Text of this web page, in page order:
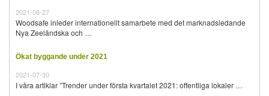
2021-08-27
Woodsafe inleder internationellt samarbete med det marknadsledande
Nya Zeeländska och …
Ökat byggande under 2021
2021-07-30
I våra artiklar ”Trender under första kvartalet 2021: offentliga lokaler …